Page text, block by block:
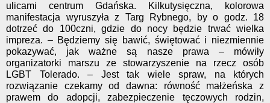
ulicami centrum Gdańska. Kilkutysięczna, kolorowa
manifestacja wyruszyła z Targ Rybnego, by o godz. 18
dotrzeć do 100czni, gdzie do nocy będzie trwać wielka
impreza. – Będziemy się bawić, świętować i niezmiennie
pokazywać, jak ważne są nasze prawa – mówiły
organizatorki marszu ze stowarzyszenie na rzecz osób
LGBT Tolerado. – Jest tak wiele spraw, na których
rozwiązanie czekamy od dawna: równość małżeńska z
prawem do adopcji, zabezpieczenie tęczowych rodzin,